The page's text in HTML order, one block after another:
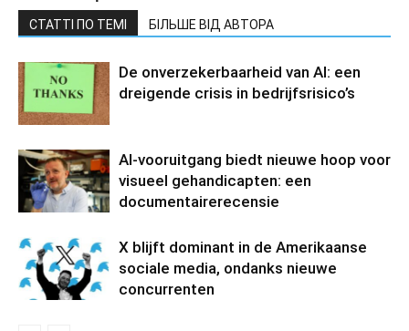
СТАТТІ ПО ТЕМІ БІЛЬШЕ ВІД АВТОРА
De onverzekerbaarheid van AI: een
dreigende crisis in bedrijfsrisico’s
AI-vooruitgang biedt nieuwe hoop voor
visueel gehandicapten: een
documentairerecensie
X blijft dominant in de Amerikaanse
sociale media, ondanks nieuwe
concurrenten